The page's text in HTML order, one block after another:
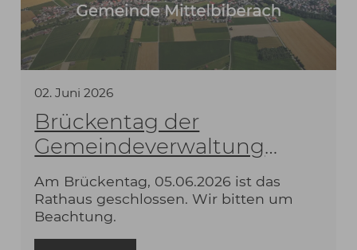
02.Juni 2026
Brückentag der
Gemeindeverwaltung
Mittelbiberach
Am Brückentag, 05.06.2026 ist das
Rathaus geschlossen. Wir bitten um
Beachtung.